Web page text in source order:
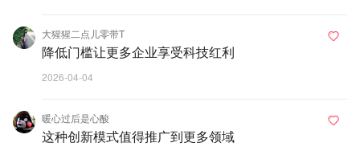
大猩猩二点儿零带T
降低门槛让更多企业享受科技红利
2026-04-04
暖心过后是心酸
这种创新模式值得推广到更多领域